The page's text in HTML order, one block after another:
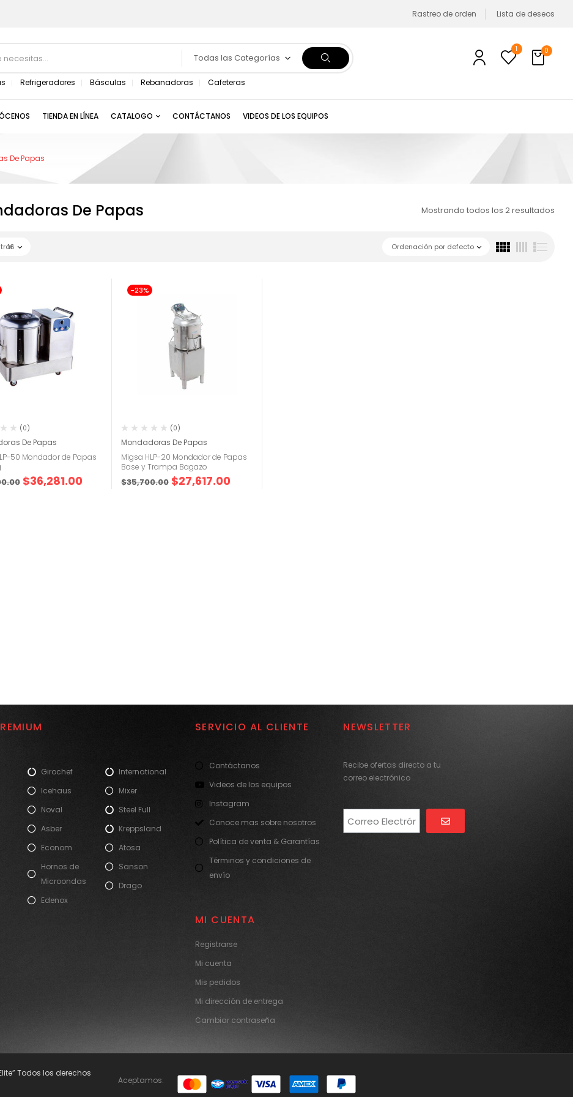
Rastreo de orden Lista de deseos
Todas las Categorías
Refrigeradores Básculas Rebanadoras Cafeteras
1 0
TIENDA EN LÍNEA CATALOGO CONTÁCTANOS VIDEOS DE LOS EQUIPOS
De Papas
De Papas Mostrando todos los 2 resultados
Ordenación por defecto
16
(0)
De Papas
50 Mondador de Papas
$36,281.00
-23%
(0)
Mondadoras De Papas
Migsa HLP-20 Mondador de Papas
Base y Trampa Bagazo
$35,700.00 $27,617.00
Girochef
Icehaus
Noval
Asber
Econom
Hornos de
Microondas
Edenox
International
Mixer
Steel Full
Kreppsland
Atosa
Sanson
Drago
SERVICIO AL CLIENTE
Contáctanos
Videos de los equipos
Instagram
Conoce mas sobre nosotros
Política de venta & Garantías
Términos y condiciones de
envío
MI CUENTA
Registrarse
Mi cuenta
Mis pedidos
Mi dirección de entrega
Cambiar contraseña
NEWSLETTER
Recibe ofertas directo a tu
correo electrónico
Todos los derechos
Aceptamos: